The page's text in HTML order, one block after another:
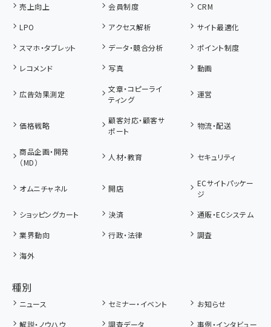
売上向上
会員制度
CRM
LPO
アクセス解析
サイト最適化
スマホ・タブレット
データ・競合分析
ポイント制度
レコメンド
写真 動画
広告効果測定
文章・コピーライ
ティング
運営
価格戦略
顧客対応・顧客サ
ポート
物流・配送
商品企画・開発
（MD）
人材・教育 セキュリティ
オムニチャネル 開店
ECサイトパッケー
ジ
ショッピングカート
決済
通販・ECシステム
業界動向
行政・法律
調査
海外
種別
ニュース セミナー・イベント
お知らせ
解説・ノウハウ
調査データ
事例・インタビュー